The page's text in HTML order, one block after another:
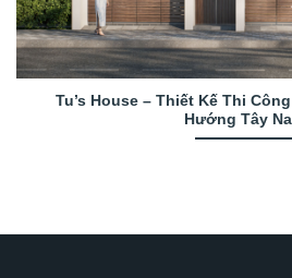
Tu’s House – Thiết Kế Thi
Hướng Tây